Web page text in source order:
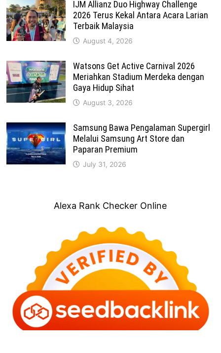
IJM Allianz Duo Highway Challenge
2026 Terus Kekal Antara Acara Larian
Terbaik Malaysia
August 4, 2026
Watsons Get Active Carnival 2026
Meriahkan Stadium Merdeka dengan
Gaya Hidup Sihat
August 3, 2026
Samsung Bawa Pengalaman Supergirl
Melalui Samsung Art Store dan
Paparan Premium
July 31, 2026
Alexa Rank Checker Online